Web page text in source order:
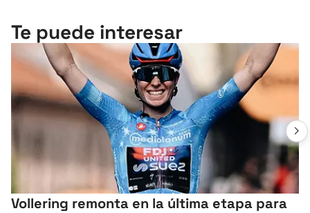
Te puede interesar
Vollering remonta en la última etapa para